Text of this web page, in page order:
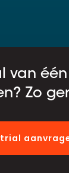
van
Zo
trial